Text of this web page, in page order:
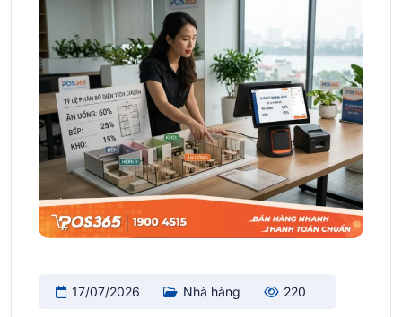
17/07/2026 Nhà hàng 220